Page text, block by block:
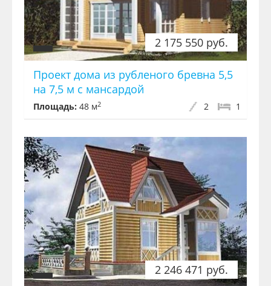
2 175 550 руб.
Проект дома из рубленого бревна 5,5
на 7,5 м с мансардой
Площадь: 48 м2 1
2
2 246 471 руб.